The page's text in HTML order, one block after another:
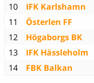
10
IFK Karlshamn
11
Österlen FF
12
Högaborgs BK
13
IFK Hässleholm
14
FBK Balkan